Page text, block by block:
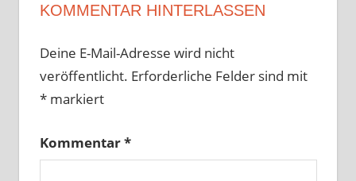
KOMMENTAR HINTERLASSEN
Deine E-Mail-Adresse wird nicht
veröffentlicht. Erforderliche Felder sind mit
*markiert
Kommentar*